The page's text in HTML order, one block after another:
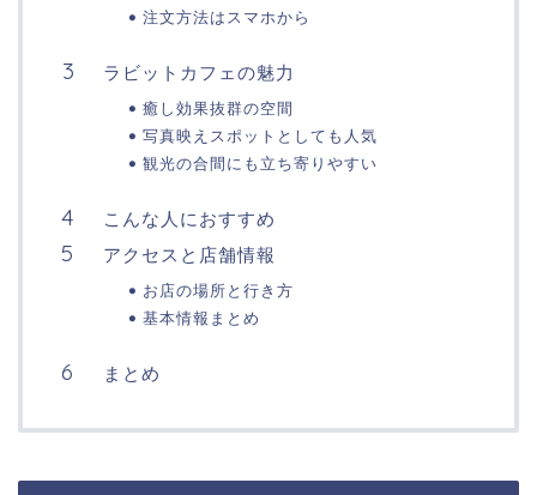
注文方法はスマホから
ラビットカフェの魅力
癒し効果抜群の空間
写真映えスポットとしても人気
観光の合間にも立ち寄りやすい
こんな人におすすめ
アクセスと店舗情報
お店の場所と行き方
基本情報まとめ
まとめ